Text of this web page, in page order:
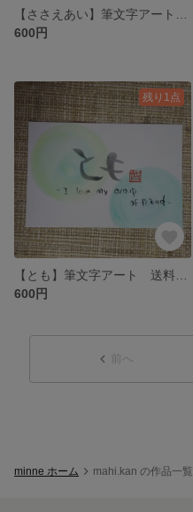
600円
残り1点
600円
前へ
minne ホーム mahi.kan の作品一覧